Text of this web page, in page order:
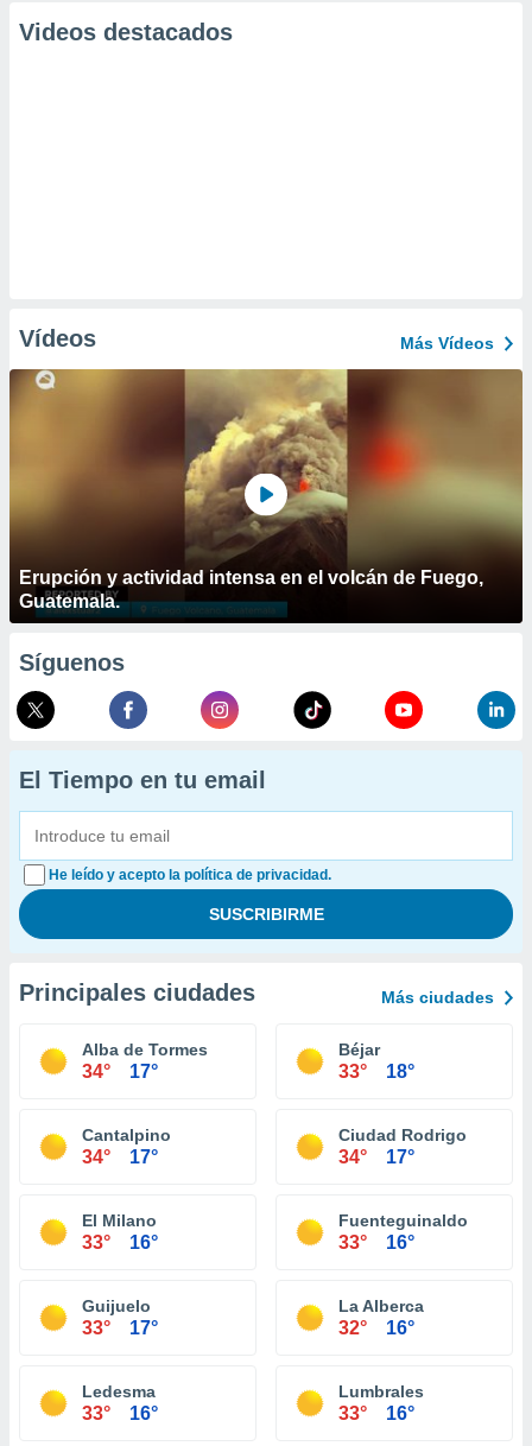
Videos destacados
Vídeos Más Vídeos
Erupción y actividad intensa en el volcán de Fuego,
Guatemala.
Síguenos
El Tiempo en tu email
He leído y acepto la política de privacidad.
Principales ciudades Más ciudades
Alba de Tormes
34° 17°
Béjar
33° 18°
Cantalpino
34° 17°
Ciudad Rodrigo
34° 17°
El Milano
33° 16°
Fuenteguinaldo
33° 16°
Guijuelo
33° 17°
La Alberca
32° 16°
Ledesma
33° 16°
Lumbrales
33° 16°